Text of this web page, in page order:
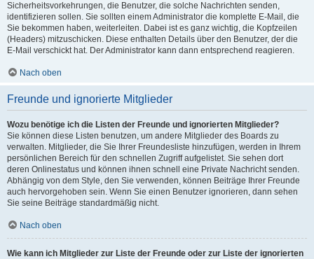
Sicherheitsvorkehrungen, die Benutzer, die solche Nachrichten senden,
identifizieren sollen. Sie sollten einem Administrator die komplette E-Mail, die
Sie bekommen haben, weiterleiten. Dabei ist es ganz wichtig, die Kopfzeilen
(Headers) mitzuschicken. Diese enthalten Details über den Benutzer, der die
E-Mail verschickt hat. Der Administrator kann dann entsprechend reagieren.
Nach oben
Freunde und ignorierte Mitglieder
Wozu benötige ich die Listen der Freunde und ignorierten Mitglieder?
Sie können diese Listen benutzen, um andere Mitglieder des Boards zu
verwalten. Mitglieder, die Sie Ihrer Freundesliste hinzufügen, werden in Ihrem
persönlichen Bereich für den schnellen Zugriff aufgelistet. Sie sehen dort
deren Onlinestatus und können ihnen schnell eine Private Nachricht senden.
Abhängig von dem Style, den Sie verwenden, können Beiträge Ihrer Freunde
auch hervorgehoben sein. Wenn Sie einen Benutzer ignorieren, dann sehen
Sie seine Beiträge standardmäßig nicht.
Nach oben
Wie kann ich Mitglieder zur Liste der Freunde oder zur Liste der ignorierten